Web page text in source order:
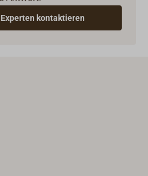
Experten kontaktieren